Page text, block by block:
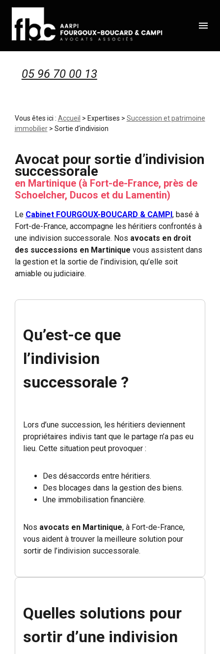
menu
05 96 70 00 13
Vous êtes ici : Accueil > Expertises > Succession et patrimoine
immobilier> Sortie d’indivision
Avocat pour sortie d’indivision
successorale
en Martinique (à Fort-de-France, près de
Schoelcher, Ducos et du Lamentin)
Le Cabinet FOURGOUX-BOUCARD & CAMPI, basé à
Fort-de-France, accompagne les héritiers confrontés à
une indivision successorale. Nos avocats en droit
des successions en Martinique vous assistent dans
la gestion et la sortie de l’indivision, qu’elle soit
amiable ou judiciaire.
Qu’est-ce que
l’indivision
successorale ?
Lors d’une succession, les héritiers deviennent
propriétaires indivis tant que le partage n’a pas eu
lieu. Cette situation peut provoquer :
Des désaccords entre héritiers.
Des blocages dans la gestion des biens.
Une immobilisation financière.
Nos avocats en Martinique, à Fort-de-France,
vous aident à trouver la meilleure solution pour
sortir de l’indivision successorale.
Quelles solutions pour
sortir d’une indivision
Panneau de gestion des cookies